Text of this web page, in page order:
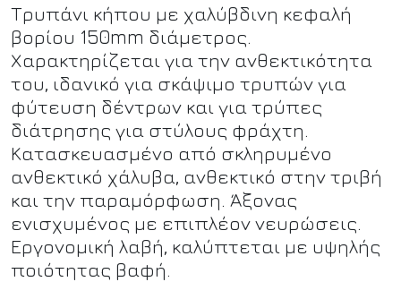
Τρυπάνι κήπου με χαλύβδινη κεφαλή
βορίου 150mm διάμετρος.
Χαρακτηρίζεται για την ανθεκτικότητα
του, ιδανικό για σκάψιμο τρυπών για
φύτευση δέντρων και για τρύπες
διάτρησης για στύλους φράχτη.
Κατασκευασμένο από σκληρυμένο
ανθεκτικό χάλυβα, ανθεκτικό στην τριβή
και την παραμόρφωση. Άξονας
ενισχυμένος με επιπλέον νευρώσεις.
Εργονομική λαβή, καλύπτεται με υψηλής
ποιότητας βαφή.